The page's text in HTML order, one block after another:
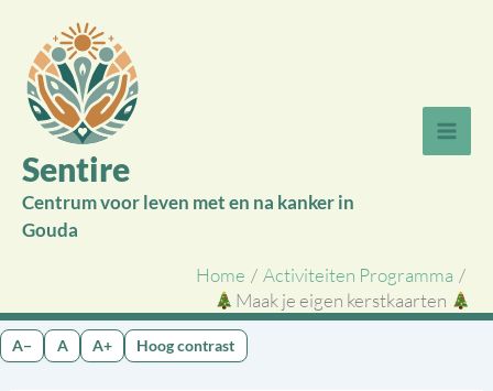
inhoud
Sentire
Centrum voor leven met en na kanker in
Gouda
Home
Activiteiten Programma
Maak je eigen kerstkaarten
A− A A+ Hoog contrast